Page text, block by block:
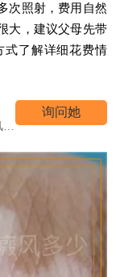
次照射，费用自然
大，建议父母先带
式了解详细花费情
询问她